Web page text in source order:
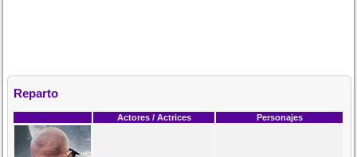
Reparto
Actores / Actrices Personajes